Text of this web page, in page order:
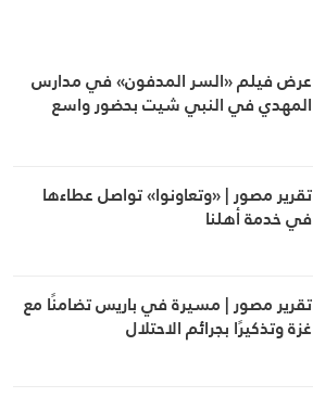
عرض فيلم «السر المدفون» في مدارس
المهدي في النبي شيت بحضور واسع
تقرير مصور | «وتعاونوا» تواصل عطاءها
في خدمة أهلنا
تقرير مصور | مسيرة في باريس تضامنًا مع
غزة وتذكيرًا بجرائم الاحتلال